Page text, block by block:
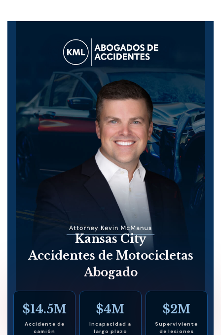
Kansas City
Accidentes de Motocicletas
Abogado
$14.5M
Accidente de
camión
$4M
Incapacidad a
largo plazo
$2M
Superviviente
de lesiones